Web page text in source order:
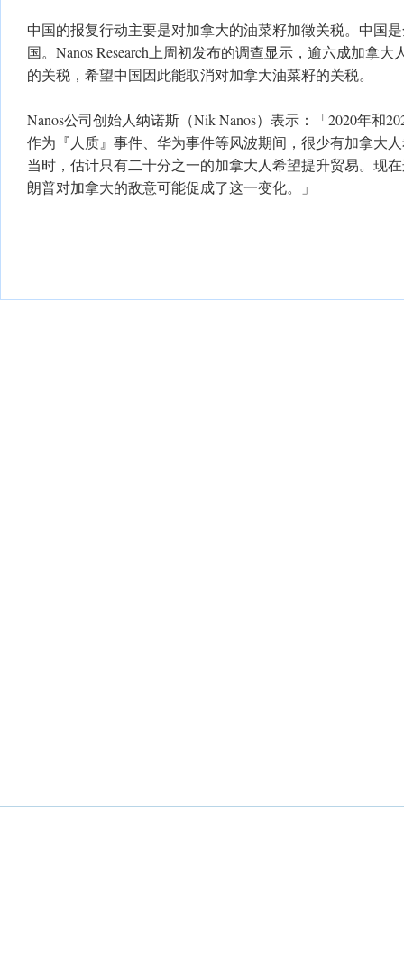
中国的报复行动主要是对加拿大的油菜籽加徵关税。中国
国。Nanos Research上周初发布的调查显示，逾六成加拿
的关税，希望中国因此能取消对加拿大油菜籽的关税。
Nanos公司创始人纳诺斯（Nik Nanos）表示：「2020年和
作为『人质』事件、华为事件等风波期间，很少有加拿大
当时，估计只有二十分之一的加拿大人希望提升贸易。现
朗普对加拿大的敌意可能促成了这一变化。」